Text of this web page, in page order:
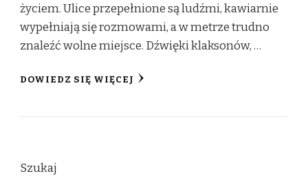
życiem. Ulice przepełnione są ludźmi, kawiarnie
wypełniają się rozmowami, a w metrze trudno
znaleźć wolne miejsce. Dźwięki klaksonów, …
DOWIEDZ SIĘ WIĘCEJ
Szukaj